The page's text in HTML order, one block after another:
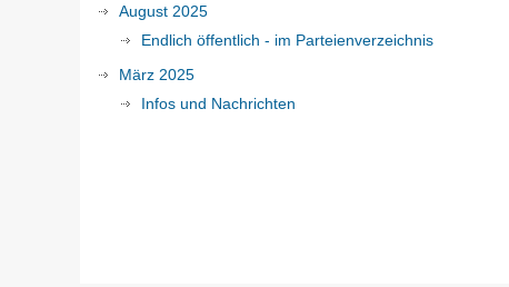
August 2025
Endlich öffentlich - im Parteienverzeichnis
März 2025
Infos und Nachrichten